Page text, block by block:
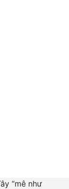
“mê như